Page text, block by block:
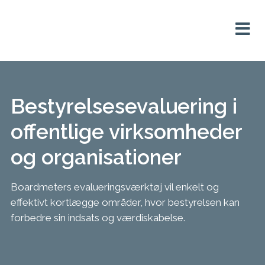
Bestyrelsesevaluering i
offentlige virksomheder
og organisationer
Boardmeters evalueringsværktøj vil enkelt og
effektivt kortlægge områder, hvor bestyrelsen kan
forbedre sin indsats og værdiskabelse.